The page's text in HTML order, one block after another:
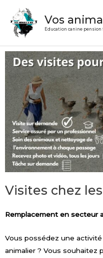
contenu
Vos
Education canine
Visites chez
Remplacement en secteur
Vous possédez une
animalier ? Vous souhaitez